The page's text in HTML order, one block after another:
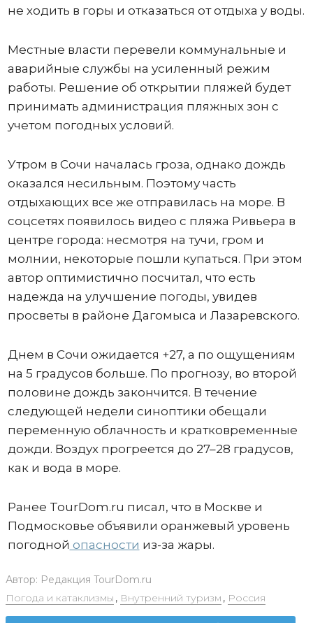
не ходить в горы и отказаться от отдыха у воды.
Местные власти перевели коммунальные и
аварийные службы на усиленный режим
работы. Решение об открытии пляжей будет
принимать администрация пляжных зон с
учетом погодных условий.
Утром в Сочи началась гроза, однако дождь
оказался несильным. Поэтому часть
отдыхающих все же отправилась на море. В
соцсетях появилось видео с пляжа Ривьера в
центре города: несмотря на тучи, гром и
молнии, некоторые пошли купаться. При этом
автор оптимистично посчитал, что есть
надежда на улучшение погоды, увидев
просветы в районе Дагомыса и Лазаревского.
Днем в Сочи ожидается +27, а по ощущениям
на 5 градусов больше. По прогнозу, во второй
половине дождь закончится. В течение
следующей недели синоптики обещали
переменную облачность и кратковременные
дожди. Воздух прогреется до 27–28 градусов,
как и вода в море.
Ранее TourDom.ru писал, что в Москве и
Подмосковье объявили оранжевый уровень
погодной опасности из-за жары.
Автор: Редакция TourDom.ru
Погода и катаклизмы , Внутренний туризм , Россия